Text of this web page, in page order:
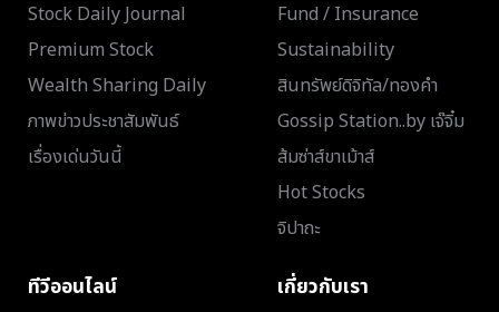
Stock Daily Journal
Premium Stock
Wealth Sharing Daily
ภาพข่าวประชาสัมพันธ์
เรื่องเด่นวันนี้
Fund / Insurance
Sustainability
สินทรัพย์ดิจิทัล/ทองคำ
Gossip Station..by เจ๊จิ๋ม
ส้มซ่าส์ขาเม้าส์
Hot Stocks
จิปาถะ
ทีวีออนไลน์ เกี่ยวกับเรา